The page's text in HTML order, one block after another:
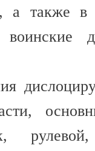
а также